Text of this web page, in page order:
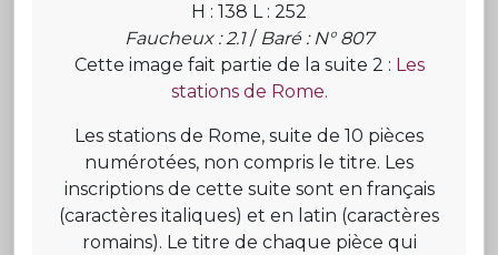
H : 138 L : 252
Faucheux : 2.1/ Baré : N° 807
Cette image fait partie de la suite 2 : Les
stations de Rome.
Les stations de Rome, suite de 10 pièces
numérotées, non compris le titre. Les
inscriptions de cette suite sont en français
(caractères italiques) et en latin (caractères
romains). Le titre de chaque pièce qui